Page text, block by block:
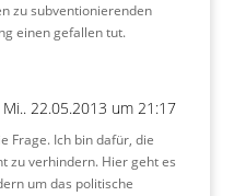
zu subventionierenden
einen gefallen tut.
22.05.2013 um 21:17
Frage. Ich bin dafür, die
zu verhindern. Hier geht es
um das politische